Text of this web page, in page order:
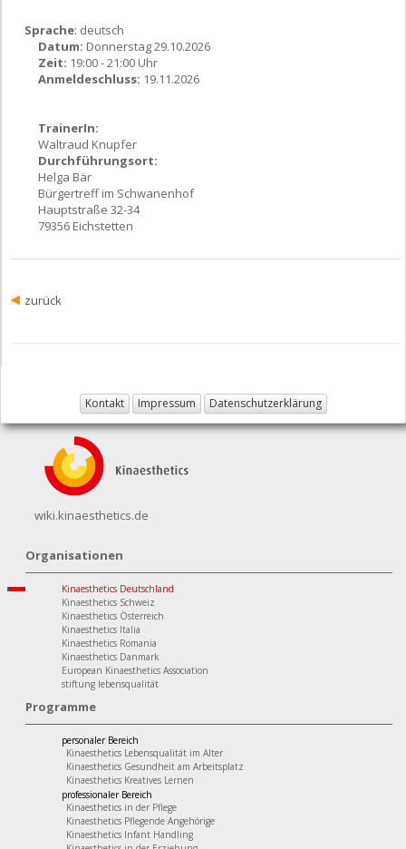
Sprache: deutsch
Datum: Donnerstag 29.10.2026
Zeit: 19:00 - 21:00 Uhr
Anmeldeschluss: 19.11.2026
TrainerIn:
Waltraud Knupfer
Durchführungsort:
Helga Bär
Bürgertreff im Schwanenhof
Hauptstraße 32-34
79356 Eichstetten
zurück
Kontakt Impressum Datenschutzerklärung
wiki.kinaesthetics.de
Organisationen
Kinaesthetics Deutschland
Kinaesthetics Schweiz
Kinaesthetics Österreich
Kinaesthetics Italia
Kinaesthetics Romania
Kinaesthetics Danmark
European Kinaesthetics Association
stiftung lebensqualität
Programme
personaler Bereich
Kinaesthetics Lebensqualität im Alter
Kinaesthetics Gesundheit am Arbeitsplatz
Kinaesthetics Kreatives Lernen
professionaler Bereich
Kinaesthetics in der Pflege
Kinaesthetics Pflegende Angehörige
Kinaesthetics Infant Handling